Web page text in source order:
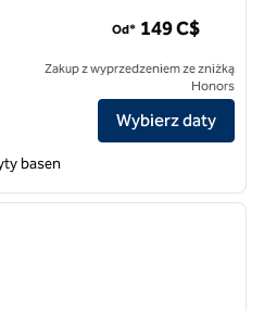
Suites by Hilton Vaughan Toronto
Od* 149 C$
Zakup z wyprzedzeniem ze zniżką
Honors
Wybierz daty
basen